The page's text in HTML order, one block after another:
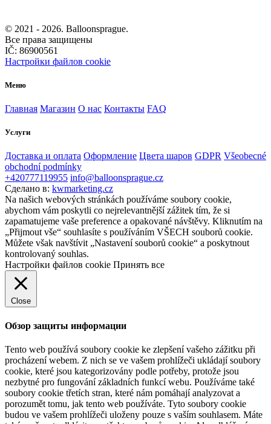
© 2021 - 2026. Balloonsprague.
Все права защищены
IČ: 86900561
Настройки файлов cookie
Меню
Главная Магазин О нас Контакты FAQ
Услуги
Доставка и оплата Оформление Цвета шаров GDPR Všeobecné
obchodní podmínky
+420777119955 info@balloonsprague.cz
Сделано в: kwmarketing.cz
Na našich webových stránkách používáme soubory cookie,
abychom vám poskytli co nejrelevantnější zážitek tím, že si
zapamatujeme vaše preference a opakované návštěvy. Kliknutím na
„Přijmout vše“ souhlasíte s používáním VŠECH souborů cookie.
Můžete však navštívit „Nastavení souborů cookie“ a poskytnout
kontrolovaný souhlas.
Настройки файлов cookie Принять все
Close
Обзор защиты информации
Tento web používá soubory cookie ke zlepšení vašeho zážitku při
procházení webem. Z nich se ve vašem prohlížeči ukládají soubory
cookie, které jsou kategorizovány podle potřeby, protože jsou
nezbytné pro fungování základních funkcí webu. Používáme také
soubory cookie třetích stran, které nám pomáhají analyzovat a
porozumět tomu, jak tento web používáte. Tyto soubory cookie
budou ve vašem prohlížeči uloženy pouze s vaším souhlasem. Máte